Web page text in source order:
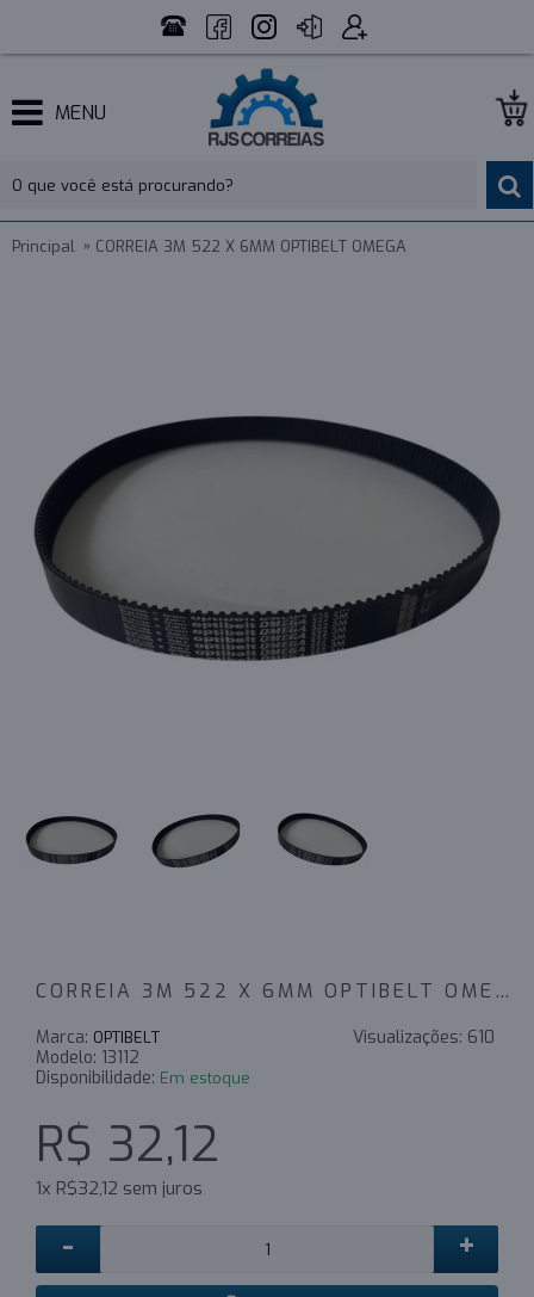
MENU
Principal CORREIA 3M 522 X 6MM OPTIBELT OMEGA
CORREIA 3M 522 X 6MM OPTIBELT OMEGA
Visualizações: 610
Marca: OPTIBELT
Modelo: 13112
Disponibilidade: Em estoque
R$ 32,12
1x R$32,12 sem juros
- +